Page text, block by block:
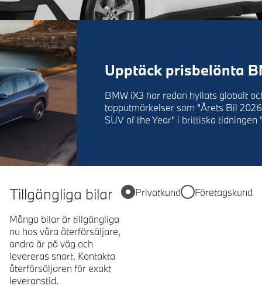
Upptäck prisbelönta
BMW iX3 har redan hyllats globalt
topputmärkelser som "Årets Bil
SUV of the Year" i brittiska tidningen
Tillgängliga bilar
Många bilar är tillgängliga
nu hos våra återförsäljare,
andra är på väg och
levereras snart. Kontakta
återförsäljaren för exakt
leveranstid.
Privatkund Företagskund